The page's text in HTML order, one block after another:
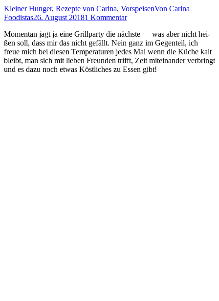
Kleiner Hunger, Rezepte von Carina, VorspeisenVon Carina
Foodistas26. August 20181 Kommentar
Momen­tan jagt ja eine Grill­par­ty die nächs­te — was aber nicht hei­
ßen soll, dass mir das nicht gefällt. Nein ganz im Gegen­teil, ich
freue mich bei die­sen Tem­pe­ra­tu­ren jedes Mal wenn die Küche kalt
bleibt, man sich mit lie­ben Freun­den trifft, Zeit mit­ein­an­der ver­bringt
und es dazu noch etwas Köst­li­ches zu Essen gibt!